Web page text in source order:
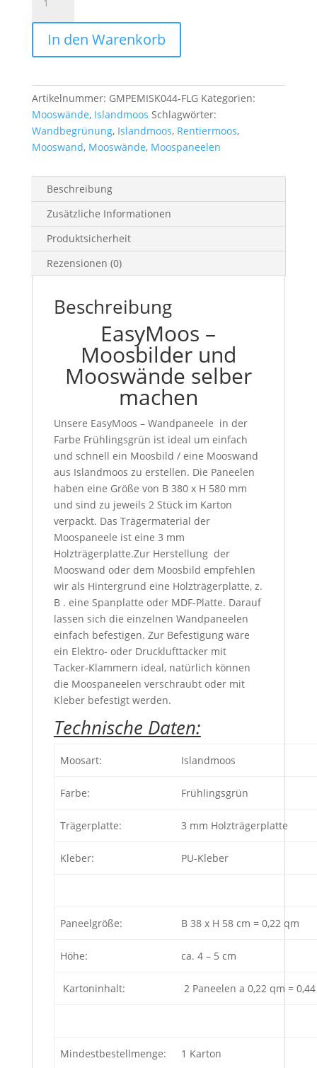
EasyMoos
Islandmoos
-
Karton
Menge
In den Warenkorb
Artikelnummer: GMPEMISK044-FLG Kategorien:
Mooswände, Islandmoos Schlagwörter:
Wandbegrünung, Islandmoos, Rentiermoos,
Mooswand, Mooswände, Moospaneelen
Beschreibung
Zusätzliche Informationen
Produktsicherheit
Rezensionen (0)
Beschreibung
EasyMoos –
Moosbilder und
Mooswände selber
machen
Unsere EasyMoos – Wandpaneele in der
Farbe Frühlingsgrün ist ideal um einfach
und schnell ein Moosbild / eine Mooswand
aus Islandmoos zu erstellen. Die Paneelen
haben eine Größe von B 380 x H 580 mm
und sind zu jeweils 2 Stück im Karton
verpackt. Das Trägermaterial der
Moospaneele ist eine 3 mm
Holzträgerplatte.Zur Herstellung der
Mooswand oder dem Moosbild empfehlen
wir als Hintergrund eine Holzträgerplatte, z.
B . eine Spanplatte oder MDF-Platte. Darauf
lassen sich die einzelnen Wandpaneelen
einfach befestigen. Zur Befestigung wäre
ein Elektro- oder Drucklufttacker mit
Tacker-Klammern ideal, natürlich können
die Moospaneelen verschraubt oder mit
Kleber befestigt werden.
Technische Daten:
Moosart: Islandmoos
Farbe: Frühlingsgrün
Trägerplatte: 3 mm Holzträgerplatte
Kleber: PU-Kleber
Paneelgröße: B 38 x H 58 cm = 0,22 qm
Höhe: ca. 4 – 5 cm
Kartoninhalt: 2 Paneelen a 0,22 qm =
Mindestbestellmenge: 1 Karton